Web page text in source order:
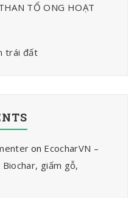
TỔ ONG HOẠT
trái đất
on EcocharVN –
giấm gỗ,